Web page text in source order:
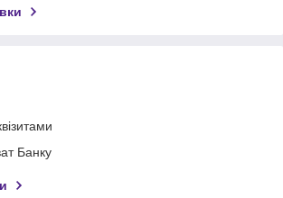
Банку